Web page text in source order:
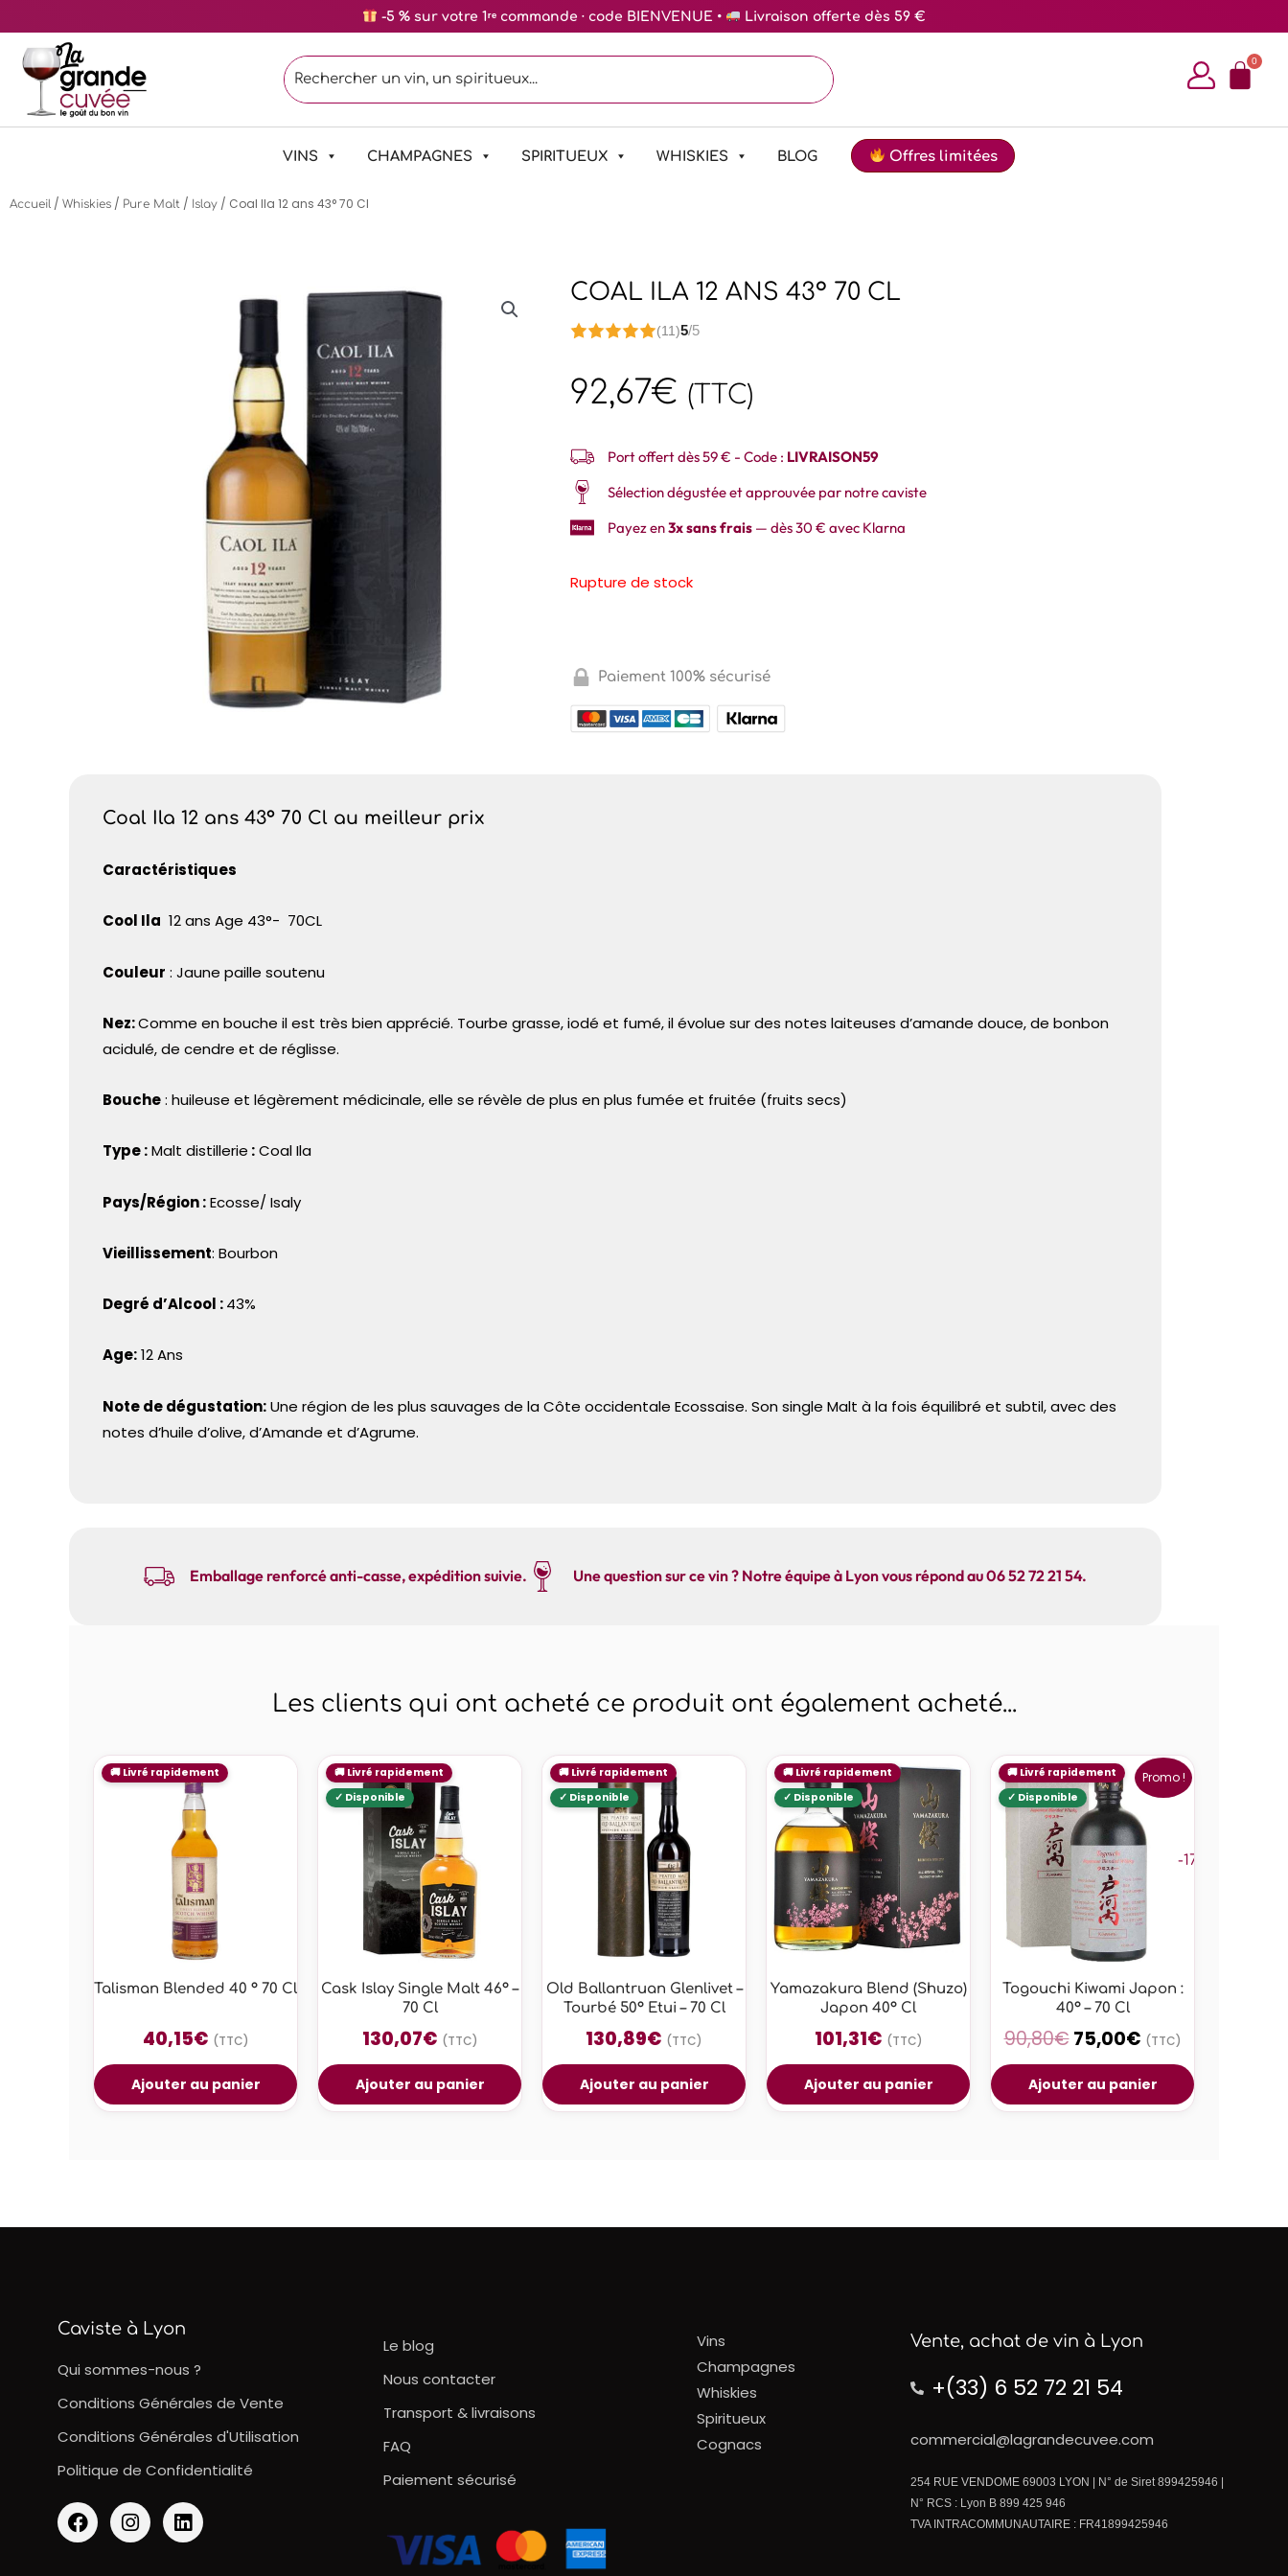
-5 % sur votre 1ʳᵉ commande · code BIENVENUE • Livraison offerte dès 59 €
VINS CHAMPAGNES SPIRITUEUX WHISKIES BLOG Offres limitées
Accueil / Whiskies / Pure Malt / Islay / Coal Ila 12 ans 43° 70 Cl
COAL ILA 12 ANS 43° 70 CL
(11)5/5
92,67€ (TTC)
Port offert dès 59 € - Code : LIVRAISON59
Sélection dégustée et approuvée par notre caviste
Payez en3x sans frais — dès 30 € avec Klarna
Rupture de stock
Paiement 100% sécurisé
Coal Ila 12 ans 43° 70 Cl au meilleur prix
Caractéristiques
Cool Ila 12 ans Age 43°- 70CL
Couleur : Jaune paille soutenu
Nez:Comme en bouche il est très bien apprécié. Tourbe grasse, iodé et fumé, il évolue sur des notes laiteuses d’amande douce, de bonbon
acidulé, de cendre et de réglisse.
Bouche: huileuse et légèrement médicinale, elle se révèle de plus en plus fumée et fruitée (fruits secs)
Type :Malt distillerie :Coal Ila
Pays/Région :Ecosse/ Isaly
Vieillissement: Bourbon
Degré d’Alcool :43%
Age:12 Ans
Note de dégustation:Une région de les plus sauvages de la Côte occidentale Ecossaise. Son single Malt à la fois équilibré et subtil, avec des
notes d’huile d’olive, d’Amande et d’Agrume.
Emballage renforcé anti-casse, expédition suivie. Une question sur ce vin ? Notre équipe à Lyon vous répond au 06 52 72 21 54.
Les clients qui ont acheté ce produit ont également acheté...
Talisman Blended 40 ° 70 Cl
40,15€ (TTC)
Ajouter au panier
Cask Islay Single Malt 46° –
70 Cl
130,07€ (TTC)
Ajouter au panier
Old Ballantruan Glenlivet –
Tourbé 50° Etui – 70 Cl
130,89€ (TTC)
Ajouter au panier
Yamazakura Blend (Shuzo)
Japon 40° Cl
101,31€ (TTC)
Ajouter au panier
Promo !
-17%
Togouchi Kiwami Japon :
40° – 70 Cl
90,80€ 75,00€ (TTC)
Ajouter au panier
Caviste à Lyon
Qui sommes-nous ?
Conditions Générales de Vente
Conditions Générales d'Utilisation
Politique de Confidentialité
Le blog
Nous contacter
Transport & livraisons
FAQ
Paiement sécurisé
Vins
Champagnes
Whiskies
Spiritueux
Cognacs
Vente, achat de vin à Lyon
+(33) 6 52 72 21 54
commercial@lagrandecuvee.com
254 RUE VENDOME 69003 LYON | N° de Siret 899425946 |
N° RCS : Lyon B 899 425 946
TVA INTRACOMMUNAUTAIRE : FR41899425946